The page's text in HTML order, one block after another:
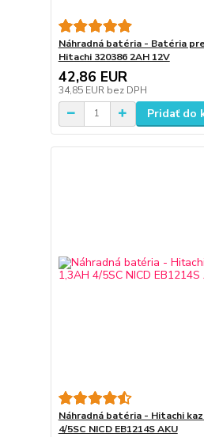
Náhradná batéria - Batéria
Hitachi 320386 2AH 12V
42,86 EUR
34,85 EUR bez DPH
Pridať do
Náhradná batéria - Hitachi
4/5SC NICD EB1214S AKU